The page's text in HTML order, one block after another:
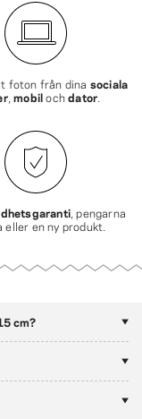
foton från dina sociala
,mobilochdator
, pengarna
eller en ny produkt.
cm?